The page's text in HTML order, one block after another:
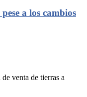
a los cambios
venta de tierras a